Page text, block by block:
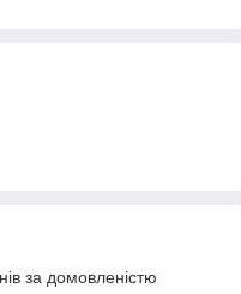
за домовленістю